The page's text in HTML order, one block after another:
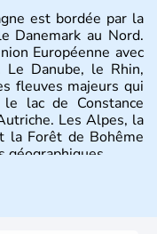
est bordée par la
Danemark au Nord.
Européenne avec
Danube, le Rhin,
fleuves majeurs qui
lac de Constance
Les Alpes, la
la Forêt de Bohême